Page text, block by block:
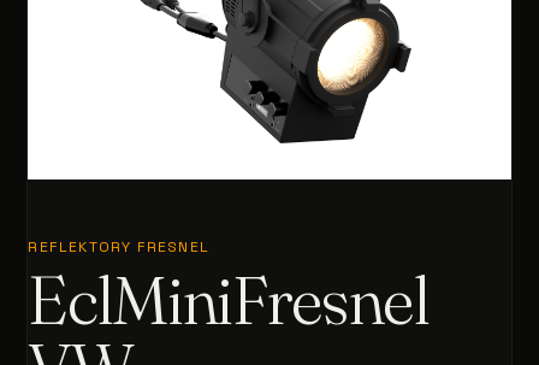
REFLEKTORY FRESNEL
EclMiniFresnel